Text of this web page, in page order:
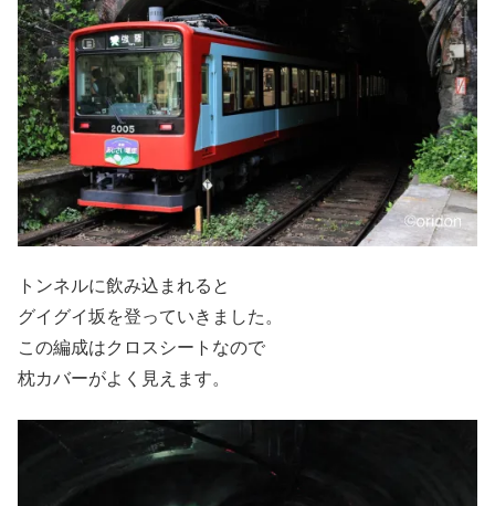
トンネルに飲み込まれると
グイグイ坂を登っていきました。
この編成はクロスシートなので
枕カバーがよく見えます。